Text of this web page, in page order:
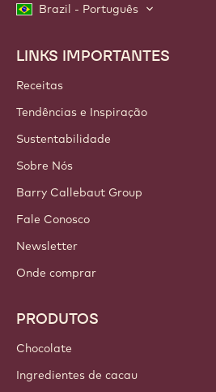
Brazil - Português
Footer
Callebaut
LINKS IMPORTANTES
Receitas
Tendências e Inspiração
Sustentabilidade
Sobre Nós
Barry Callebaut Group
Fale Conosco
Newsletter
Onde comprar
PRODUTOS
Chocolate
Ingredientes de cacau